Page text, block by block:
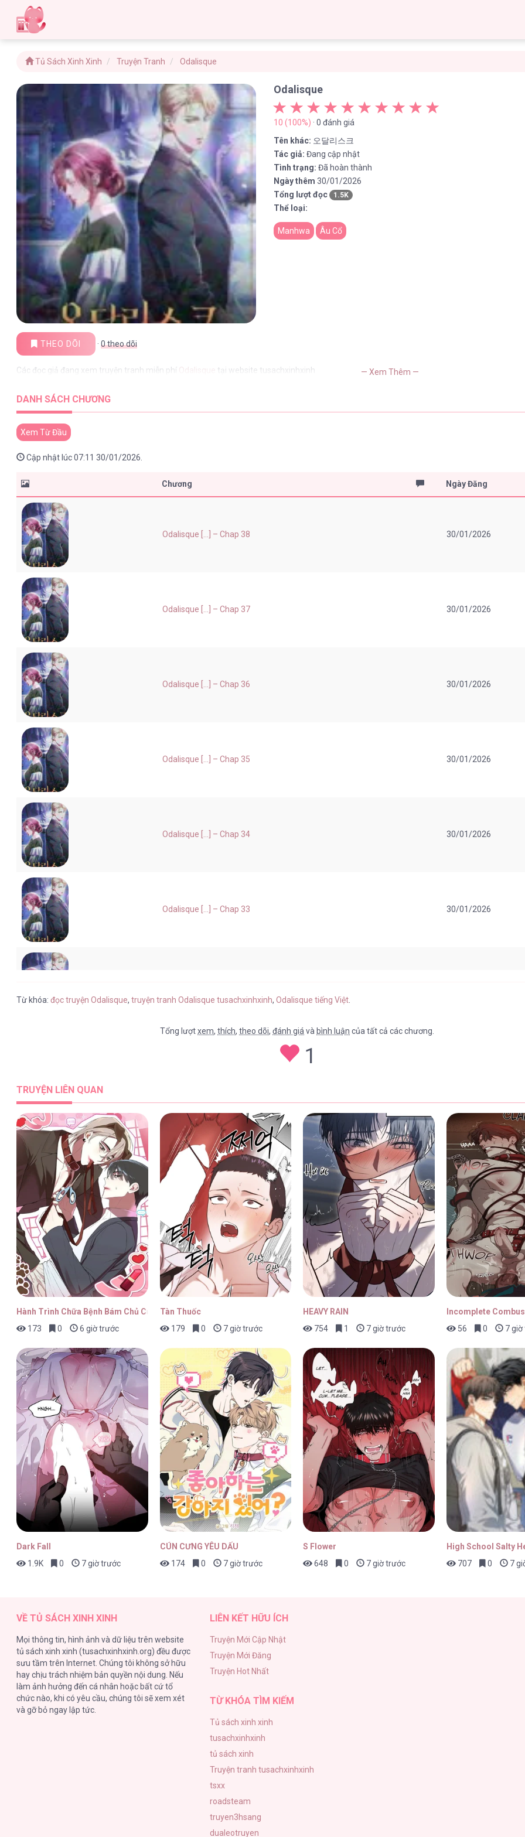
Tủ Sách Xinh Xinh Truyện Tranh Odalisque
Odalisque
10 (100%) · 0 đánh giá
Tên khác: 오달리스크
Tác giả: Đang cập nhật
Tình trạng: Đã hoàn thành
Ngày thêm 30/01/2026
Tổng lượt đọc
1.5K
Thể loại:
Manhwa Âu Cổ
THEO DÕI ·0theo dõi
Các đọc giả đang xem truyện tranh miễn phí Odalisque tại website tusachxinhxinh — Xem Thêm —
DANH SÁCH CHƯƠNG
Xem Từ Đầu
Cập nhật lúc 07:11 30/01/2026.
Chương Ngày Đăng
Odalisque [...] – Chap 38 30/01/2026
Odalisque [...] – Chap 37 30/01/2026
Odalisque [...] – Chap 36 30/01/2026
Odalisque [...] – Chap 35 30/01/2026
Odalisque [...] – Chap 34 30/01/2026
Odalisque [...] – Chap 33 30/01/2026
Odalisque [...] – Chap 30 30/01/2026
Odalisque [...] – Chap 29 30/01/2026
Odalisque [...] – Chap 28 30/01/2026
Odalisque [...] – Chap 27 30/01/2026
Odalisque [...] – Chap 26 30/01/2026
Odalisque [...] – Chap 25 30/01/2026
Odalisque [...] – Chap 23
Odalisque [...] – Chap 22
Từ khóa:đọc truyện Odalisque,truyện tranh Odalisque tusachxinhxinh,Odalisque tiếng Việt
Tổng lượtxem,thích,theo dõi,đánh giá vàbình luận của tất cả các chương.
1
TRUYỆN LIÊN QUAN
Hành Trình Chữa Bệnh Bám Chủ Của Cún Nhà Tôi
173
0 6 giờ trước
Tàn Thuốc
179
0 7 giờ trước
HEAVY RAIN
754
1 7 giờ trước
Incomplete
56
0 7 giờ
Dark Fall
1.9K
0 7 giờ trước
CÚN CƯNG YÊU DẤU
174
0 7 giờ trước
S Flower
648
0 7 giờ trước
High School Salty
707
0 7
VỀ TỦ SÁCH XINH XINH
Mọi thông tin, hình ảnh và dữ liệu trên website
tủ sách xinh xinh (tusachxinhxinh.org) đều được
sưu tầm trên Internet. Chúng tôi không sở hữu
hay chịu trách nhiệm bản quyền nội dung. Nếu
làm ảnh hưởng đến cá nhân hoặc bất cứ tổ
chức nào, khi có yêu cầu, chúng tôi sẽ xem xét
và gỡ bỏ ngay lập tức.
LIÊN KẾT HỮU ÍCH
Truyện Mới Cập Nhật
Truyện Mới Đăng
Truyện Hot Nhất
TỪ KHÓA TÌM KIẾM
Tủ sách xinh xinh
tusachxinhxinh
tủ sách xinh
Truyện tranh tusachxinhxinh
tsxx
roadsteam
truyen3hsang
dualeotruyen